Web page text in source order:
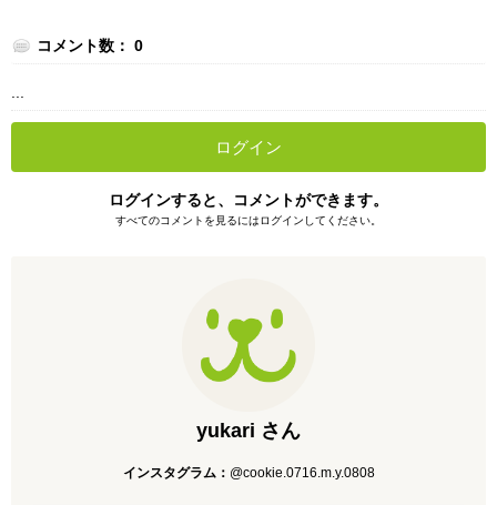
コメント数： 0
ログイン
ログインすると、コメントができます。
すべてのコメントを見るにはログインしてください。
yukari さん
インスタグラム： @cookie.0716.m.y.0808